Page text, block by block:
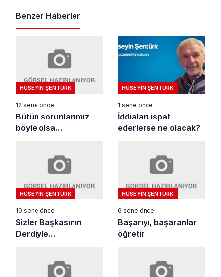
Benzer Haberler
HÜSEYIN ŞENTÜRK
12 sene önce
Bütün sorunlarımız
böyle olsa…
HÜSEYIN ŞENTÜRK
1 sene önce
İddiaları ispat
ederlerse ne olacak?
HÜSEYIN ŞENTÜRK
10 sene önce
Sizler Başkasının
Derdiyle
HÜSEYIN ŞENTÜRK
6 sene önce
Başarıyı, başaranlar
öğretir